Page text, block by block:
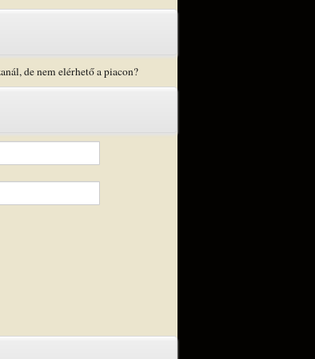
de nem elérhető a piacon?